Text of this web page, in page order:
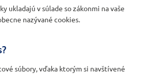
ukladajú v súlade so zákonmi na vaše
nazývané cookies.
súbory, vďaka ktorým si navštívené